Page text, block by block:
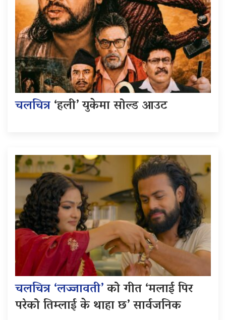
चलचित्र‘हली’ युकेमा सोल्ड आउट
चलचित्र ‘लज्जावती’को गीत ‘मलाई पिर
परेको तिम्लाई के थाहा छ’ सार्वजनिक